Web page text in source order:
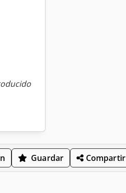
Guardar Compartir